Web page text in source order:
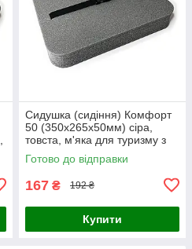
Сидушка (сидіння) Комфорт
50 (350х265х50мм) сіра,
товста, м'яка для туризму з
кріпленням на пояс
Готово до відправки
167 ₴ 192 ₴
Купити